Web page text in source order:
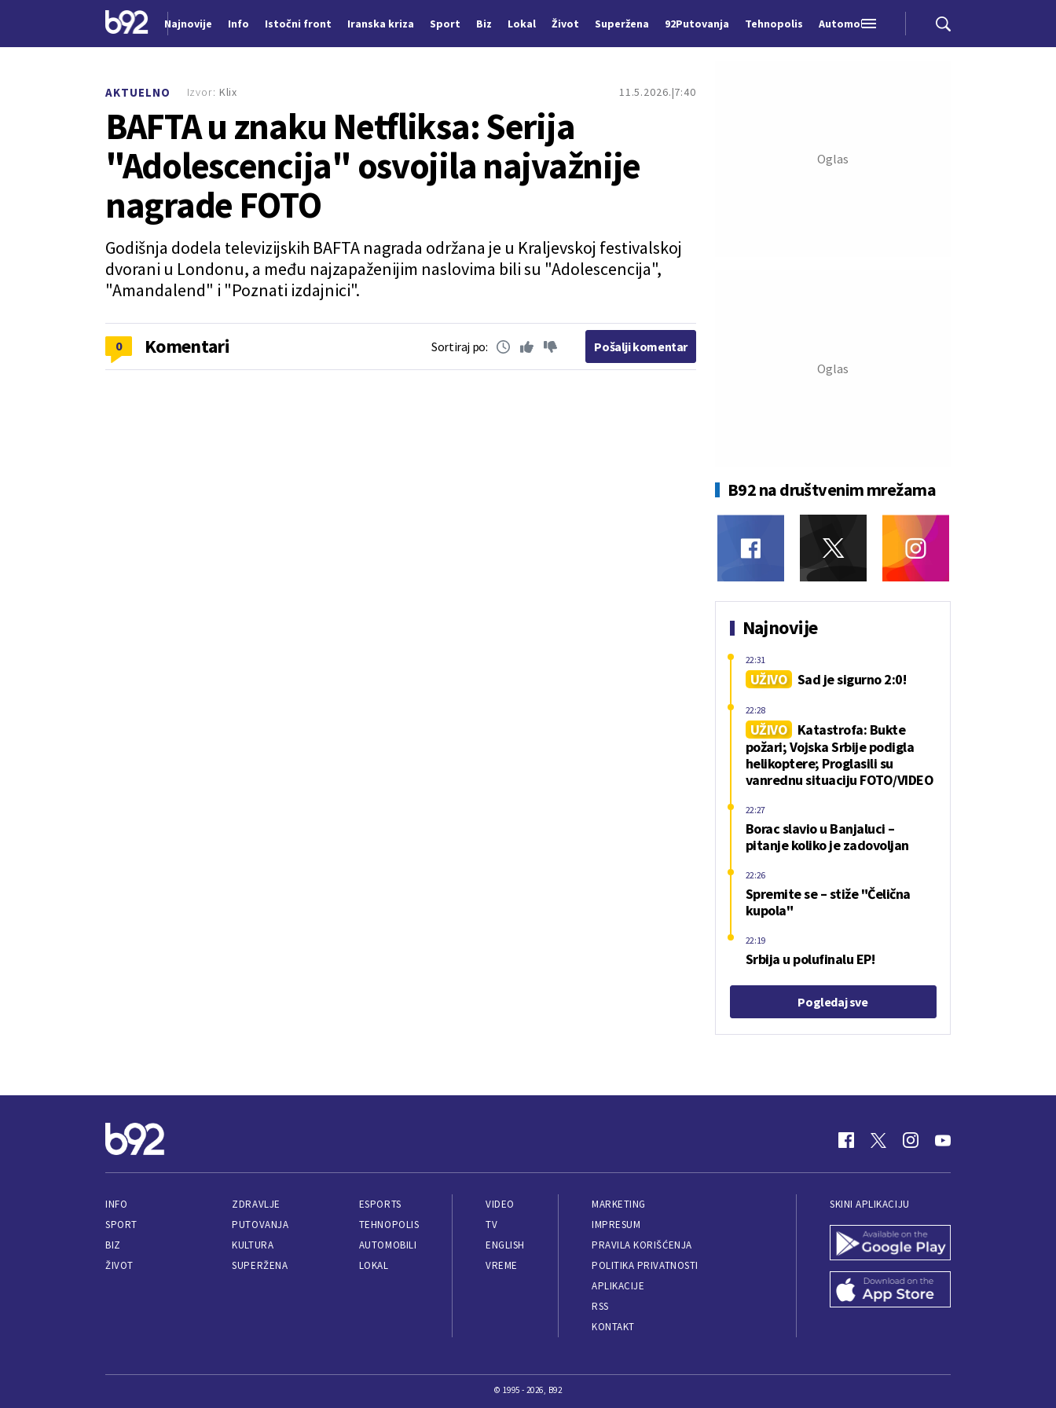
Najnovije Info Istočni front Iranska kriza Sport Biz Lokal Život Superžena 92Putovanja Tehnopolis Automobili
AKTUELNO 11.5.2026. 7:40
BAFTA u znaku Netfliksa: Serija
"Adolescencija" osvojila najvažnije
nagrade FOTO
Godišnja dodela televizijskih BAFTA nagrada održana je u Kraljevskoj festivalskoj
dvorani u Londonu, a među najzapaženijim naslovima bili su "Adolescencija",
"Amandalend" i "Poznati izdajnici".
Izvor: Klix
0 Komentari Sortiraj po: Pošalji komentar
B92 na društvenim mrežama
Najnovije
UŽIVO Sad je sigurno 2:0!
22:31
UŽIVO
Katastrofa: Bukte
požari; Vojska Srbije podigla
helikoptere; Proglasili su
vanrednu situaciju FOTO/VIDEO
22:28
Borac slavio u Banjaluci –
pitanje koliko je zadovoljan
22:27
Spremite se – stiže "Čelična
kupola"
22:26
Srbija u polufinalu EP!
22:19
Pogledaj sve
INFO
SPORT
BIZ
ŽIVOT
ZDRAVLJE
PUTOVANJA
KULTURA
SUPERŽENA
ESPORTS
TEHNOPOLIS
AUTOMOBILI
LOKAL
VIDEO
TV
ENGLISH
VREME
MARKETING
IMPRESUM
PRAVILA KORIŠĆENJA
POLITIKA PRIVATNOSTI
APLIKACIJE
RSS
KONTAKT
SKINI APLIKACIJU
© 1995 - 2026, B92